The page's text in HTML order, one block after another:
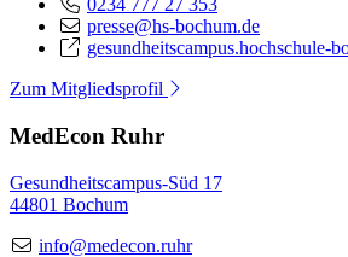
0234 777 27 353
presse@hs-bochum.de
gesundheitscampus.hochschule-
Zum Mitgliedsprofil
MedEcon Ruhr
Gesundheitscampus-Süd 17
44801 Bochum
info@medecon.ruhr